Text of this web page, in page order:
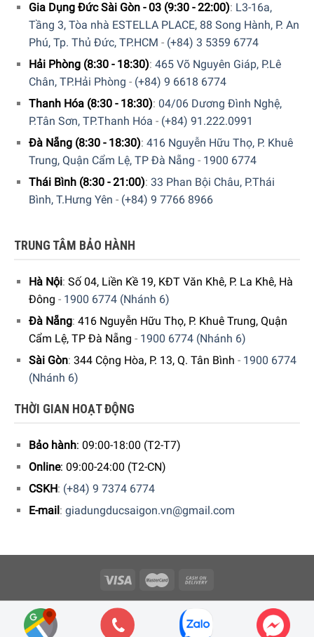
Gia Dụng Đức Sài Gòn - 03 (9:30 - 22:00): L3-16a,
Tầng 3, Tòa nhà ESTELLA PLACE, 88 Song Hành, P. An
Phú, Tp. Thủ Đức, TP.HCM - (+84) 3 5359 6774
Hải Phòng (8:30 - 18:30): 465 Võ Nguyên Giáp, P.Lê
Chân, TP.Hải Phòng - (+84) 9 6618 6774
Thanh Hóa (8:30 - 18:30): 04/06 Dương Đình Nghệ,
P.Tân Sơn, TP.Thanh Hóa - (+84) 91.222.0991
Đà Nẵng (8:30 - 18:30): 416 Nguyễn Hữu Thọ, P. Khuê
Trung, Quận Cẩm Lệ, TP Đà Nẵng - 1900 6774
Thái Bình (8:30 - 21:00): 33 Phan Bội Châu, P.Thái
Bình, T.Hưng Yên - (+84) 9 7766 8966
TRUNG TÂM BẢO HÀNH
Hà Nội: Số 04, Liền Kề 19, KĐT Văn Khê, P. La Khê, Hà
Đông - 1900 6774 (Nhánh 6)
Đà Nẵng: 416 Nguyễn Hữu Thọ, P. Khuê Trung, Quận
Cẩm Lệ, TP Đà Nẵng - 1900 6774 (Nhánh 6)
Sài Gòn: 344 Cộng Hòa, P. 13, Q. Tân Bình - 1900 6774
(Nhánh 6)
THỜI GIAN HOẠT ĐỘNG
Bảo hành: 09:00-18:00 (T2-T7)
Online: 09:00-24:00 (T2-CN)
CSKH: (+84) 9 7374 6774
E-mail : giadungducsaigon.vn@gmail.com
Copyright 2026 © Công ty Cổ phần Minh Housewares - ĐKKD số
0109512447